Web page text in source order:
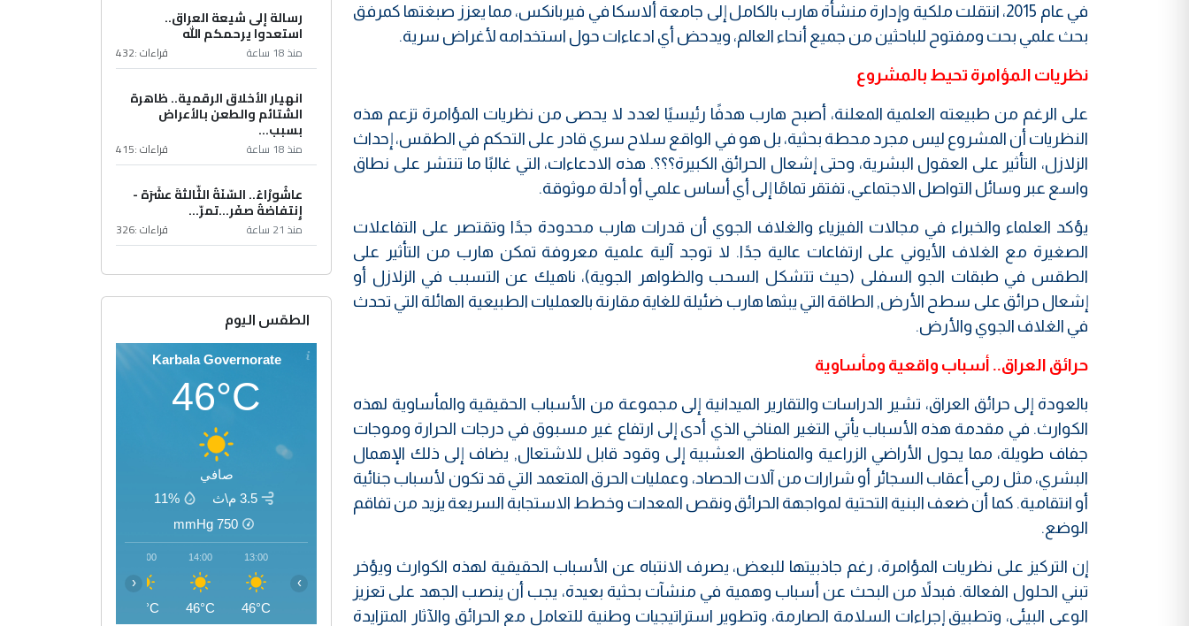
في عام 2015، انتقلت ملكية وإدارة منشأة هارب بالكامل إلى جامعة ألاسكا في فيربانكس، مما يعزز صبغتها كمرفق
بحث علمي بحت ومفتوح للباحثين من جميع أنحاء العالم، ويدحض أي ادعاءات حول استخدامه لأغراض سرية.
نظريات المؤامرة تحيط بالمشروع
على الرغم من طبيعته العلمية المعلنة، أصبح هارب هدفًا رئيسيًا لعدد لا يحصى من نظريات المؤامرة تزعم هذه
النظريات أن المشروع ليس مجرد محطة بحثية، بل هو في الواقع سلاح سري قادر على التحكم في الطقس، إحداث
الزلازل، التأثير على العقول البشرية، وحتى إشعال الحرائق الكبيرة؟؟؟. هذه الادعاءات، التي غالبًا ما تنتشر على نطاق
واسع عبر وسائل التواصل الاجتماعي، تفتقر تمامًا إلى أي أساس علمي أو أدلة موثوقة.
يؤكد العلماء والخبراء في مجالات الفيزياء والغلاف الجوي أن قدرات هارب محدودة جدًا وتقتصر على التفاعلات
الصغيرة مع الغلاف الأيوني على ارتفاعات عالية جدًا. لا توجد آلية علمية معروفة تمكن هارب من التأثير على
الطقس في طبقات الجو السفلى (حيث تتشكل السحب والظواهر الجوية)، ناهيك عن التسبب في الزلازل أو
إشعال حرائق على سطح الأرض, الطاقة التي يبثها هارب ضئيلة للغاية مقارنة بالعمليات الطبيعية الهائلة التي تحدث
في الغلاف الجوي والأرض.
حرائق العراق.. أسباب واقعية ومأساوية
بالعودة إلى حرائق العراق، تشير الدراسات والتقارير الميدانية إلى مجموعة من الأسباب الحقيقية والمأساوية لهذه
الكوارث. في مقدمة هذه الأسباب يأتي التغير المناخي الذي أدى إلى ارتفاع غير مسبوق في درجات الحرارة وموجات
جفاف طويلة، مما يحول الأراضي الزراعية والمناطق العشبية إلى وقود قابل للاشتعال, يضاف إلى ذلك الإهمال
البشري، مثل رمي أعقاب السجائر أو شرارات من آلات الحصاد، وعمليات الحرق المتعمد التي قد تكون لأسباب جنائية
أو انتقامية. كما أن ضعف البنية التحتية لمواجهة الحرائق ونقص المعدات وخطط الاستجابة السريعة يزيد من تفاقم
الوضع.
إن التركيز على نظريات المؤامرة، رغم جاذبيتها للبعض، يصرف الانتباه عن الأسباب الحقيقية لهذه الكوارث ويؤخر
تبني الحلول الفعالة. فبدلاً من البحث عن أسباب وهمية في منشآت بحثية بعيدة، يجب أن ينصب الجهد على تعزيز
الوعي البيئي، وتطبيق إجراءات السلامة الصارمة، وتطوير استراتيجيات وطنية للتعامل مع الحرائق والآثار المتزايدة
رسالة إلى شيعة العراق..
استعدوا يرحمكم الله
منذ 18 ساعة قراءات :432
انهيار الأخلاق الرقمية.. ظاهرة
الشتائم والطعن بالأعراض
بسبب...
منذ 18 ساعة قراءات :415
عاشُورْاءُ.. السّنَةُ الثّالثةَ عشَرَة -
إِنتفاضةُ صفَر…تمرّ...
منذ 21 ساعة قراءات :326
الطقس اليوم
Karbala Governorate
46°C
صافي
3.5 م\ث
11%
750
mmHg
13:00
46°C
14:00
46°C
15:00
46°C
‹ ›